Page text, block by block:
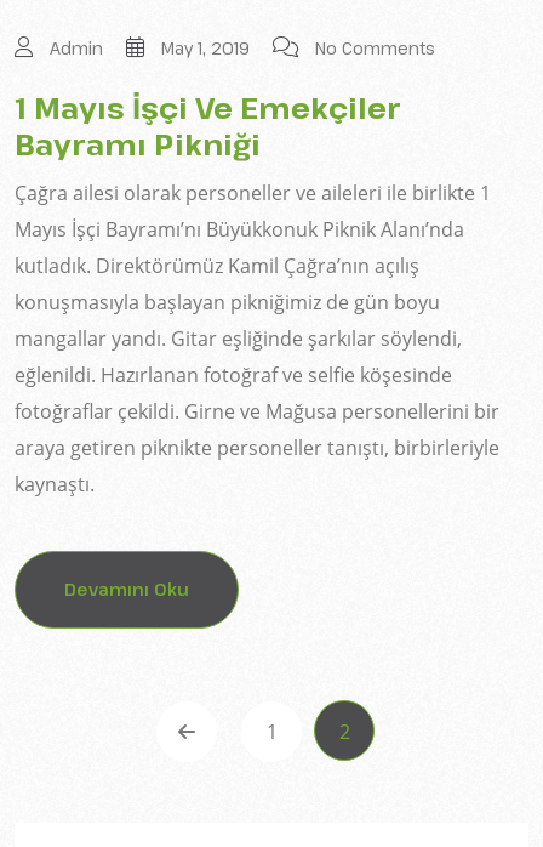
Admin May 1, 2019 No Comments
1 Mayıs İşçi Ve Emekçiler
Bayramı Pikniği
Çağra ailesi olarak personeller ve aileleri ile birlikte 1
Mayıs İşçi Bayramı’nı Büyükkonuk Piknik Alanı’nda
kutladık. Direktörümüz Kamil Çağra’nın açılış
konuşmasıyla başlayan pikniğimiz de gün boyu
mangallar yandı. Gitar eşliğinde şarkılar söylendi,
eğlenildi. Hazırlanan fotoğraf ve selfie köşesinde
fotoğraflar çekildi. Girne ve Mağusa personellerini bir
araya getiren piknikte personeller tanıştı, birbirleriyle
kaynaştı.
Devamını Oku
1 2